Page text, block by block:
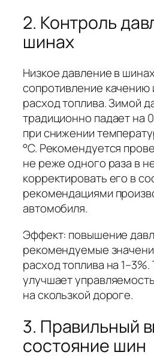
2. Контроль
шинах
Низкое давление в
сопротивление
расход топлива. Зимой
традиционно падает на
при снижении
°C. Рекомендуется
не реже одного раза в
корректировать его в
рекомендациями
автомобиля.
Эффект: повышение
рекомендуемые
расход топлива на
улучшает
на скользкой дороге.
3. Правильный
состояние шин